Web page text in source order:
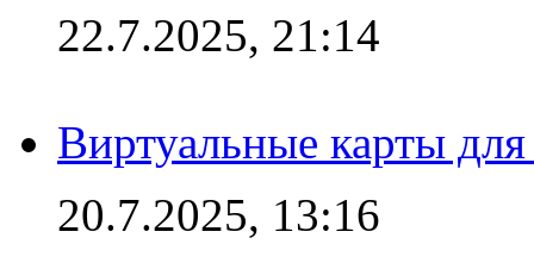
22.7.2025, 21:14
Виртуальные карты
20.7.2025, 13:16